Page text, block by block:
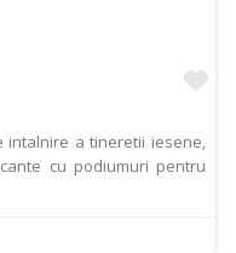
intalnire a tineretii iesene,
cu podiumuri pentru